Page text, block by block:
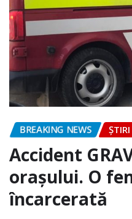
BREAKING NEWS
Accident
orașului. O
încarcerată